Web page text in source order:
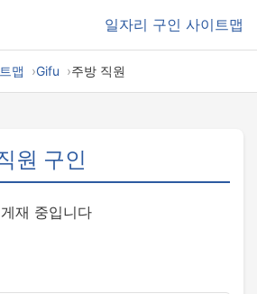
일자리 구인 사이트맵
맵 Gifu 주방 직원
원 구인
재 중입니다